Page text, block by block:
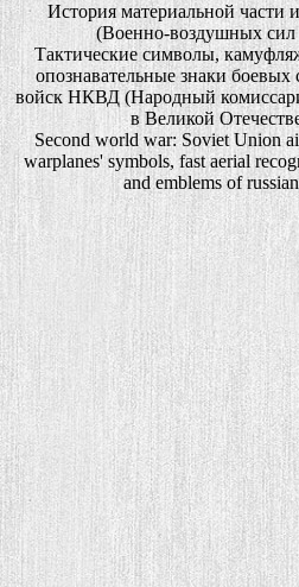
История материальной
(Военно-воздушных
Тактические символы,
опознавательные знаки
войск НКВД (Народный
в Великой
Second world war: Soviet Union
warplanes' symbols, fast aerial
and emblems of